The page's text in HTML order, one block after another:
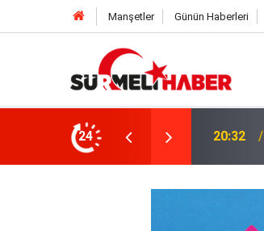
Manşetler Günün Haberleri
24
okurlarıyla buluştu 14:52